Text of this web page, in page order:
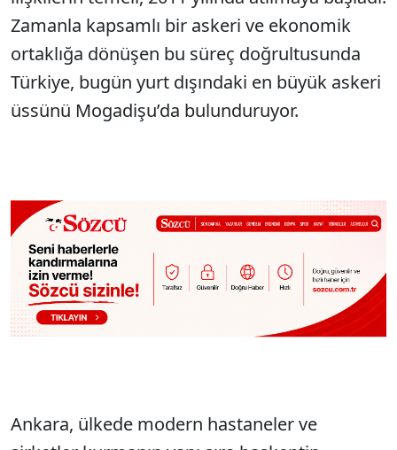
Zamanla kapsamlı bir askeri ve ekonomik
ortaklığa dönüşen bu süreç doğrultusunda
Türkiye, bugün yurt dışındaki en büyük askeri
üssünü Mogadişu’da bulunduruyor.
Ankara, ülkede modern hastaneler ve